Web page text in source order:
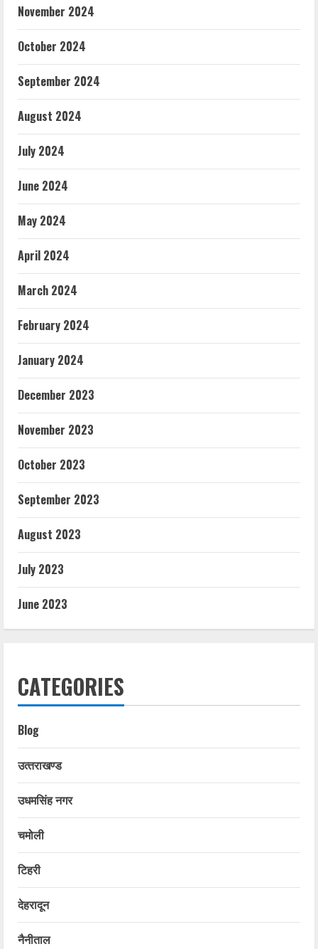
November 2024
October 2024
September 2024
August 2024
July 2024
June 2024
May 2024
April 2024
March 2024
February 2024
January 2024
December 2023
November 2023
October 2023
September 2023
August 2023
July 2023
June 2023
CATEGORIES
Blog
उत्‍तराखण्‍ड
उधमसिंह नगर
चमोली
टिहरी
देहरादून
नैनीताल